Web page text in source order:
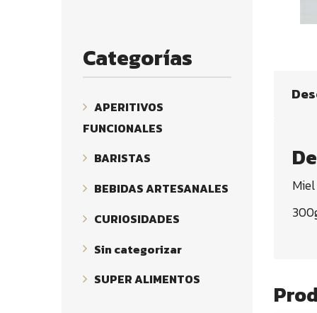
Categorías
APERITIVOS
FUNCIONALES
BARISTAS
BEBIDAS ARTESANALES
CURIOSIDADES
Sin categorizar
SUPER ALIMENTOS